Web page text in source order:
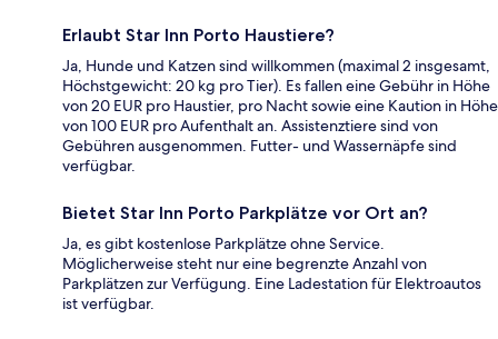
Erlaubt Star Inn Porto Haustiere?
Ja, Hunde und Katzen sind willkommen (maximal 2 insgesamt,
Höchstgewicht: 20 kg pro Tier). Es fallen eine Gebühr in Höhe
von 20 EUR pro Haustier, pro Nacht sowie eine Kaution in Höhe
von 100 EUR pro Aufenthalt an. Assistenztiere sind von
Gebühren ausgenommen. Futter- und Wassernäpfe sind
verfügbar.
Bietet Star Inn Porto Parkplätze vor Ort an?
Ja, es gibt kostenlose Parkplätze ohne Service.
Möglicherweise steht nur eine begrenzte Anzahl von
Parkplätzen zur Verfügung. Eine Ladestation für Elektroautos
ist verfügbar.